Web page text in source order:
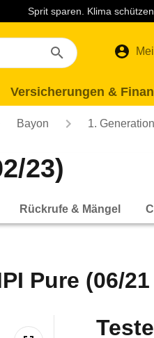
Sprit sparen. Klima schützen
Versicherungen &
Bayon 1. Generation
23)
Rückrufe & Mängel
Pure (06/21